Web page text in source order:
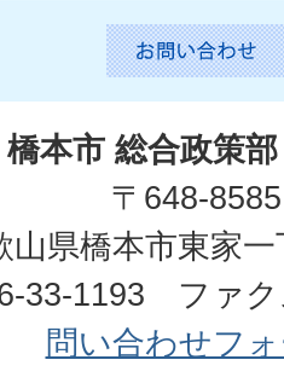
橋本市 総合政策
〒648-8585
山県橋本市東家
33-1193 ファク
問い合わせフ